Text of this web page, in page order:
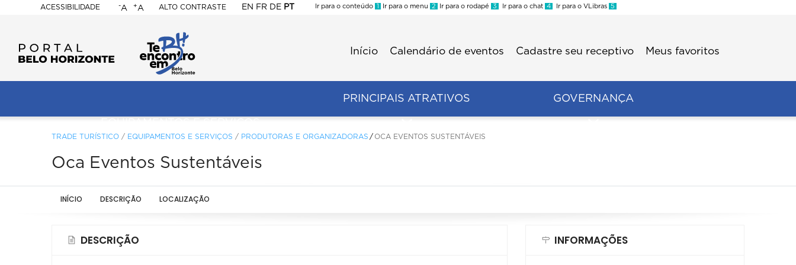
ACESSIBILIDADE
BELO
-A +A ALTO CONTRASTE EN FR DE PT
Ir para o conteúdo 1 Ir para o menu 2 Ir para o rodapé 3 Ir para o chat 4 Ir para o VLibras 5
Início Calendário de eventos Cadastre seu receptivo Meus favoritos
PRINCIPAIS ATRATIVOS GOVERNANÇA
TRADE TURÍSTICO / EQUIPAMENTOS E SERVIÇOS / PRODUTORAS E ORGANIZADORAS OCA EVENTOS SUSTENTÁVEIS
Oca Eventos Sustentáveis
INÍCIO DESCRIÇÃO LOCALIZAÇÃO
DESCRIÇÃO INFORMAÇÕES